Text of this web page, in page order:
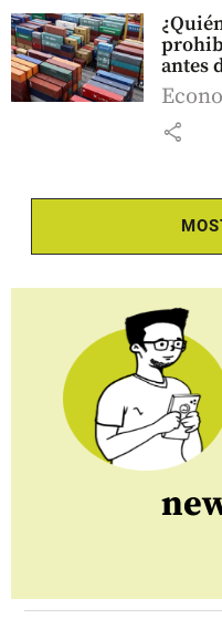
antes
share